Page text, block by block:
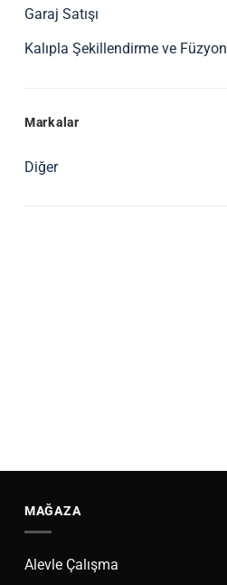
Garaj Satışı
Kalıpla Şekillendirme ve Füzyon
Markalar
Diğer
MAĞAZA
Alevle Çalışma